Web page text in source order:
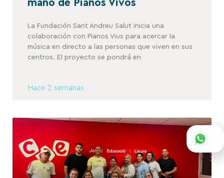
mano de Pianos Vivos
La Fundación Sant Andreu Salut inicia una
colaboración con Pianos Vius para acercar la
música en directo a las personas que viven en sus
centros. El proyecto se pondrá en
Hace 2 semanas